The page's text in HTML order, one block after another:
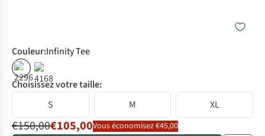
Couleur:Infinity Tee
%
Choisissez votre taille:
S
M XL
€150,00€105,00Vous économisez €45,00